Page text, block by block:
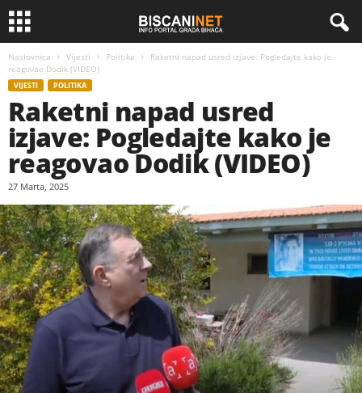
Naslovnica Vijesti Politika
Raketni napad usred izjave: Pogledajte kako je
reagovao Dodik (VIDEO)
VIJESTI POLITIKA
Raketni napad usred
izjave: Pogledajte kako je
reagovao Dodik (VIDEO)
27 Marta, 2025